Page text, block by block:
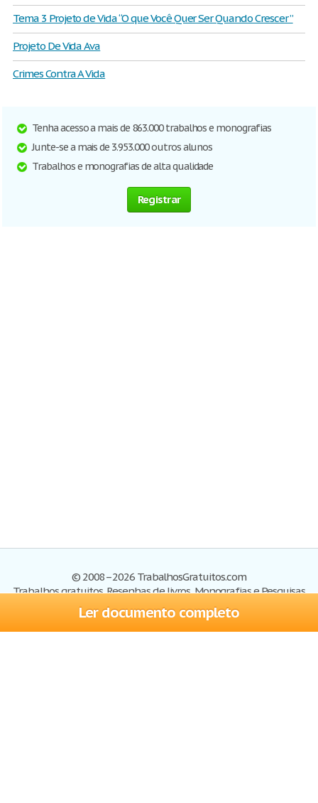
Ler documento completo
Tema 3 Projeto de Vida “O que Você Quer Ser Quando Crescer ”
Projeto De Vida Ava
Crimes Contra A Vida
Tenha acesso a mais de 863.000 trabalhos e monografias
Junte-se a mais de 3.953.000 outros alunos
Trabalhos e monografias de alta qualidade
Registrar
© 2008–2026 TrabalhosGratuitos.com
Trabalhos gratuitos, Resenhas de livros, Monografias e Pesquisas